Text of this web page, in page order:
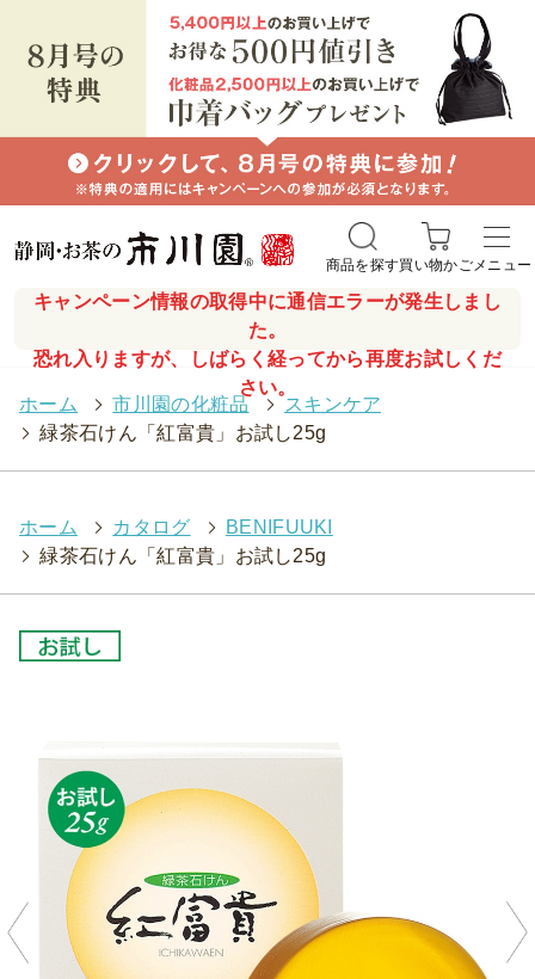
キャンペーン情報の取得中に通信エラーが発生しまし
た。
恐れ入りますが、しばらく経ってから再度お試しくだ
さい。
商品を探す買い物かごメニュー
ホーム > 市川園の化粧品 >
スキンケア
> 緑茶石けん「紅富貴」お試し25g
ホーム > カタログ >
BENIFUUKI
> 緑茶石けん「紅富貴」お試し25g